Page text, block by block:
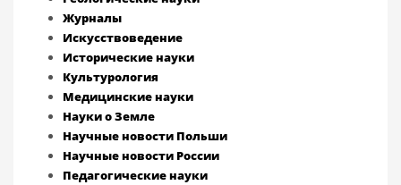
Журналы
Искусствоведение
Исторические науки
Культурология
Медицинские науки
Науки о Земле
Научные новости Польши
Научные новости России
Педагогические науки